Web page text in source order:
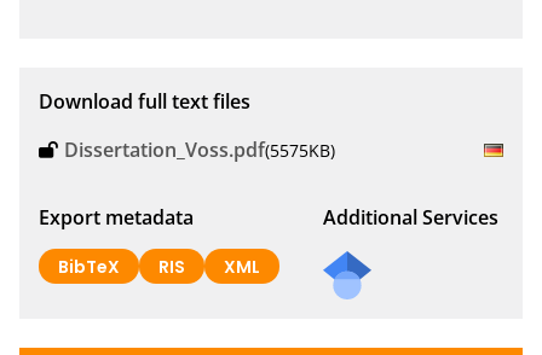
Download full text files
Dissertation_Voss.pdf(5575KB)
Export metadata
BibTeX RIS XML
Additional Services